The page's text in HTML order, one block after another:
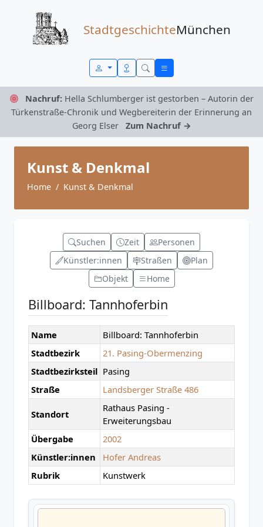
StadtgeschichteMünchen
Nachruf: Hella Schlumberger ist gestorben – Autorin der
Türkenstraße-Chronik und Wegbereiterin der Erinnerung an
Georg Elser
Zum Nachruf →
Kunst & Denkmal
Home Kunst & Denkmal
Suchen Zeit
Personen
Künstler:innen
Straßen
Plan
Objekt
Home
Billboard: Tannhoferbin
Name
Billboard: Tannhoferbin
Stadtbezirk
21. Pasing-Obermenzing
Stadtbezirksteil Pasing
Straße
Landsberger Straße 486
Standort
Rathaus Pasing -
Erweiterungsbau
Übergabe
2002
Künstler:innen
Hofer Andreas
Rubrik
Kunstwerk